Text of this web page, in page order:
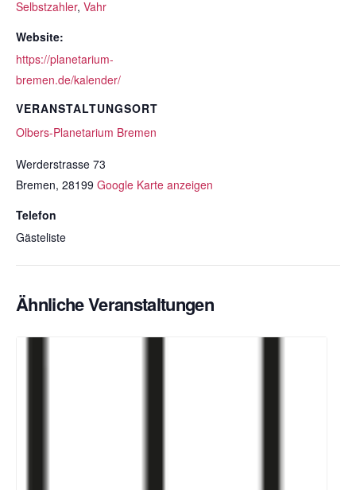
Selbstzahler, Vahr
Website:
https://planetarium-
bremen.de/kalender/
VERANSTALTUNGSORT
Olbers-Planetarium Bremen
Werderstrasse 73
Bremen, 28199 Google Karte anzeigen
Telefon
Gästeliste
Ähnliche Veranstaltungen